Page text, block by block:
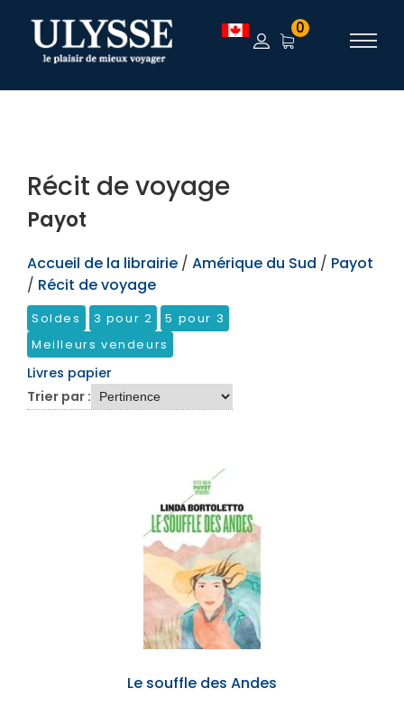
TEST 0
Récit de voyage
Payot
Accueil de la librairie / Amérique du Sud / Payot
/ Récit de voyage
Soldes 3 pour 2
5 pour 3
Meilleurs vendeurs
Livres papier
Trier par :
Le souffle des Andes